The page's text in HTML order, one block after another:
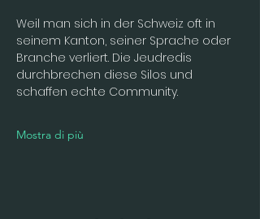
Weil man sich in der Schweiz oft in
seinem Kanton, seiner Sprache oder
Branche verliert. Die Jeudredis
durchbrechen diese Silos und
schaffen echte Community.
Mostra di più